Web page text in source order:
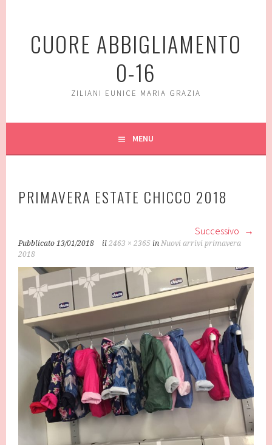
contenutoCUORE ABBIGLIAMENTO
0-16
ZILIANI EUNICE MARIA GRAZIA
MENU
PRIMAVERA ESTATE CHICCO 2018
Successivo
Pubblicato13/01/2018 il2463 × 2365 inNuovi arrivi primavera
2018